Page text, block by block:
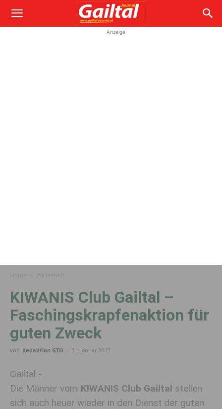
Anzeige
KIWANIS Club Gailtal –
Faschingskrapfenaktion für
guten Zweck
von Redaktion GTO - 31. Januar 2023
Gailtal -
Die Männer vom KIWANIS Club Gailtal stellen
sich auch heuer wieder in den Dienst der guten